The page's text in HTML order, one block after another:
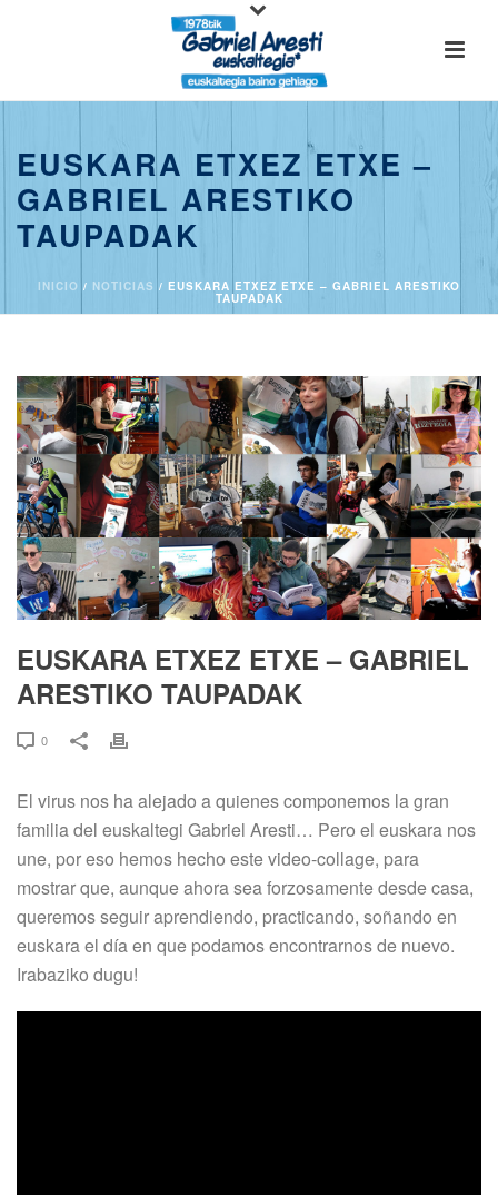
EUSKARA ETXEZ ETXE –
GABRIEL ARESTIKO
TAUPADAK
INICIO / NOTICIAS / EUSKARA ETXEZ ETXE – GABRIEL ARESTIKO
TAUPADAK
EUSKARA ETXEZ ETXE – GABRIEL
ARESTIKO TAUPADAK
0
El virus nos ha alejado a quienes componemos la gran
familia del euskaltegi Gabriel Aresti… Pero el euskara nos
une, por eso hemos hecho este video-collage, para
mostrar que, aunque ahora sea forzosamente desde casa,
queremos seguir aprendiendo, practicando, soñando en
euskara el día en que podamos encontrarnos de nuevo.
Irabaziko dugu!